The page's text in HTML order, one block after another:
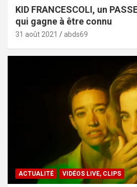
KID FRANCESCOLI, un
qui gagne à être connu
31 août 2021 abds69
ACTUALITÉ VIDÉOS LIVE, CLIPS